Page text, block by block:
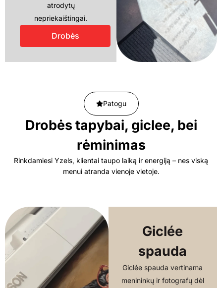
atrodytų
nepriekaištingai.
Drobės
Patogu
Drobės tapybai, giclee, bei
rėminimas
Rinkdamiesi Yzels, klientai taupo laiką ir energiją – nes viską
menui atranda vienoje vietoje.
Giclée
spauda
Giclée spauda vertinama
menininkų ir fotografų dėl